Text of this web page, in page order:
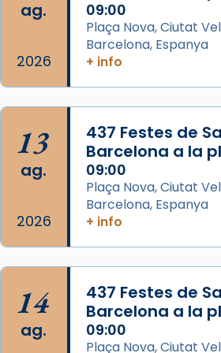
View on Facebook · Share
Arquebisbat de
2 weeks ago
Aquest dilluns, 27 de juliol,
missa d’acció de gràcies
comitè organitzador de la
del Sant Pare Lleó XIV a
col·laboradors, a la
L’arquebisbe de Barcelona,
📸 Dr. G. Simón
Photo
ag.
2026
09:00
Plaça Nova, Ciutat
Barcelona, Espanya
+ info
13
ag.
2026
437 Festes de
Barcelona a la
09:00
Plaça Nova, Ciutat
Barcelona, Espanya
+ info
14
ag.
437 Festes de
Barcelona a la
09:00
Plaça Nova, Ciutat